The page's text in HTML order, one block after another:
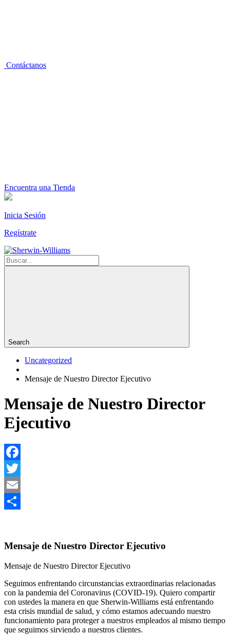
Contáctanos
Encuentra una Tienda
Inicia Sesión
Regístrate
Search
Uncategorized
Mensaje de Nuestro Director Ejecutivo
Mensaje de Nuestro Director
Ejecutivo
Facebook
Twitter
Email
Mensaje de Nuestro Director Ejecutivo
Mensaje de Nuestro Director Ejecutivo
Seguimos enfrentando circunstancias extraordinarias relacionadas
con la pandemia del Coronavirus (COVID-19). Quiero compartir
con ustedes la manera en que Sherwin-Williams está enfrentando
esta crisis mundial de salud, y cómo estamos adecuando nuestro
funcionamiento para proteger a nuestros empleados al mismo tiempo
que seguimos sirviendo a nuestros clientes.